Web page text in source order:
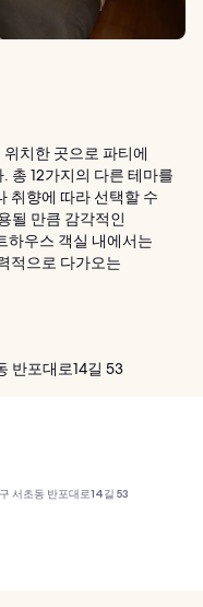
치한 곳으로 파티에
총 12가지의 다른 테마를
취향에 따라 선택할 수
될 만큼 감각적인
하우스 객실 내에서는
적으로 다가오는
반포대로14길 53
서초동 반포대로14길 53